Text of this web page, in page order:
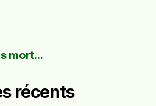
mort…
récents